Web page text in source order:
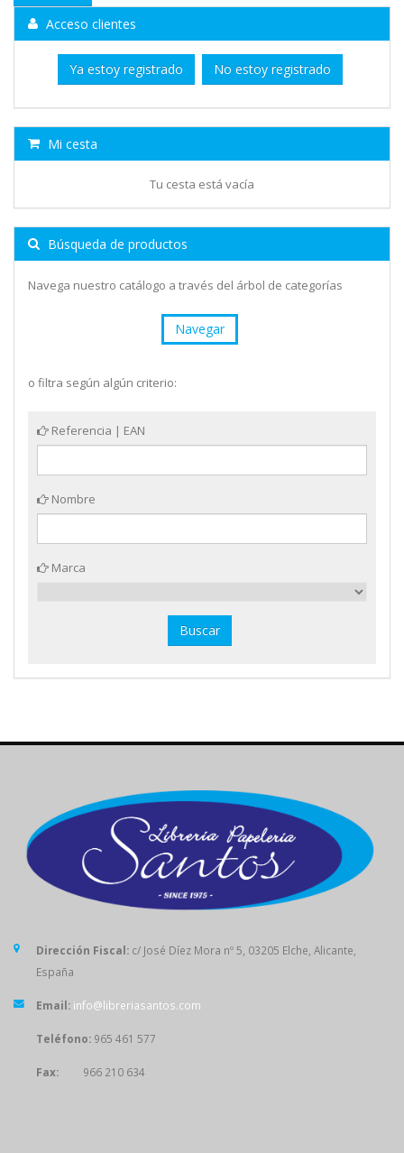
Acceso clientes
Ya estoy registrado No estoy registrado
Mi cesta
Tu cesta está vacía
Búsqueda de productos
Navega nuestro catálogo a través del árbol de categorías
Navegar
o filtra según algún criterio:
Referencia | EAN
Nombre
Marca
Dirección Fiscal: c/ José Díez Mora nº 5, 03205 Elche, Alicante,
España
Email: info@libreriasantos.com
Teléfono: 965 461 577
Fax: 966 210 634